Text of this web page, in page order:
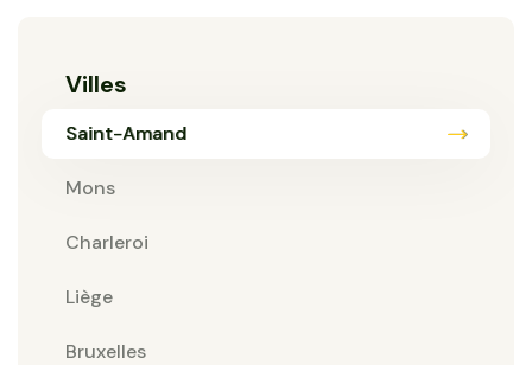
Villes
Saint-Amand
Mons
Charleroi
Liège
Bruxelles